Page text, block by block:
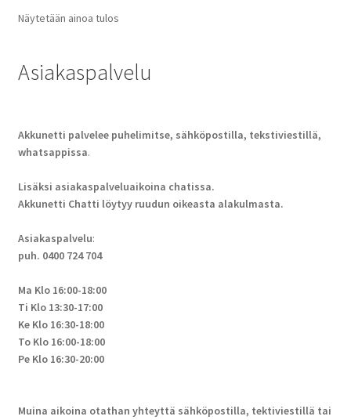
Näytetään ainoa tulos
Asiakaspalvelu
Akkunetti palvelee puhelimitse, sähköpostilla, tekstiviestillä,
whatsappissa.
Lisäksi asiakaspalveluaikoina chatissa.
Akkunetti Chatti löytyy ruudun oikeasta alakulmasta.
Asiakaspalvelu:
puh. 0400 724 704
Ma Klo 16:00-18:00
Ti Klo 13:30-17:00
Ke Klo 16:30-18:00
To Klo 16:00-18:00
Pe Klo 16:30-20:00
Muina aikoina otathan yhteyttä sähköpostilla, tektiviestillä tai